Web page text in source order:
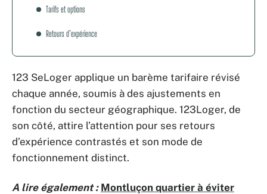
Tarifs et options
Retours d’expérience
123 SeLoger applique un barème tarifaire révisé
chaque année, soumis à des ajustements en
fonction du secteur géographique. 123Loger, de
son côté, attire l’attention pour ses retours
d’expérience contrastés et son mode de
fonctionnement distinct.
A lire également : Montluçon quartier à éviter